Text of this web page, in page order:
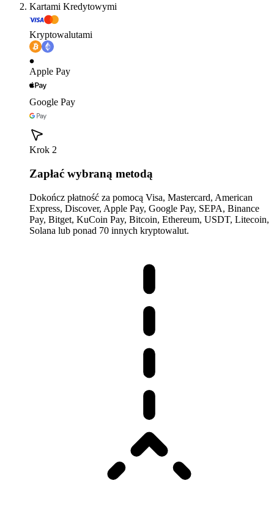
Kartami Kredytowymi
Kryptowalutami
Apple Pay
Google Pay
Krok 2
Zapłać wybraną metodą
Dokończ płatność za pomocą Visa, Mastercard, American
Express, Discover, Apple Pay, Google Pay, SEPA, Binance
Pay, Bitget, KuCoin Pay, Bitcoin, Ethereum, USDT, Litecoin,
Solana lub ponad 70 innych kryptowalut.